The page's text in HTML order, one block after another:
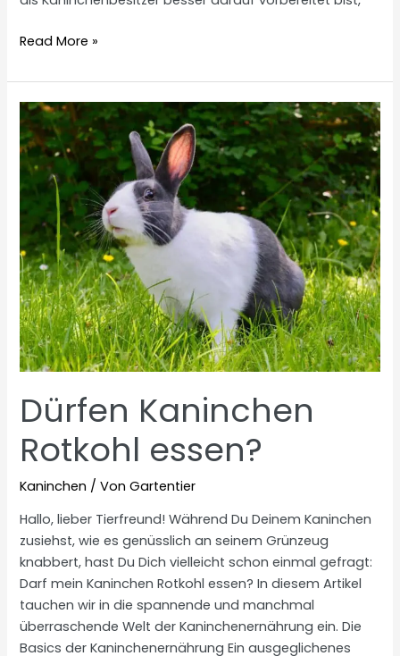
Kaninchen
Read More »
Dürfen Kaninchen
Rotkohl essen?
Kaninchen / VonGartentier
Hallo, lieber Tierfreund! Während Du Deinem Kaninchen
zusiehst, wie es genüsslich an seinem Grünzeug
knabbert, hast Du Dich vielleicht schon einmal gefragt:
Darf mein Kaninchen Rotkohl essen? In diesem Artikel
tauchen wir in die spannende und manchmal
überraschende Welt der Kaninchenernährung ein. Die
Basics der Kaninchenernährung Ein ausgeglichenes